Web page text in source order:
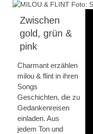
Zwischen
gold, grün &
pink
Charmant erzählen
milou & flint in ihren
Songs
Geschichten, die zu
Gedankenreisen
einladen. Aus
jedem Ton und